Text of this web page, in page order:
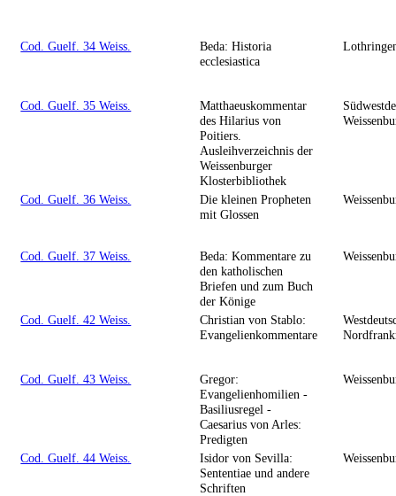
Cod. Guelf. 34 Weiss.
Beda: Historia
ecclesiastica
Cod. Guelf. 35 Weiss.
Matthaeuskommentar
des Hilarius von
Poitiers.
Ausleihverzeichnis der
Weissenburger
Klosterbibliothek
Cod. Guelf. 36 Weiss.
Die kleinen Propheten
mit Glossen
Cod. Guelf. 37 Weiss.
Beda: Kommentare zu
den katholischen
Briefen und zum Buch
der Könige
Cod. Guelf. 42 Weiss.
Christian von Stablo:
Evangelienkommentare
Cod. Guelf. 43 Weiss.
Gregor:
Evangelienhomilien -
Basiliusregel -
Caesarius von Arles:
Predigten
Cod. Guelf. 44 Weiss.
Isidor von Sevilla:
Sententiae und andere
Schriften